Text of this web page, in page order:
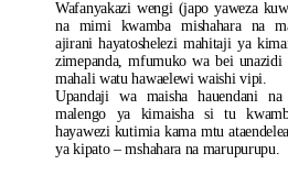
Wafanyakazi wengi (japo yaweza
na mimi kwamba mishahara na
ajirani hayatoshelezi mahitaji ya
zimepanda, mfumuko wa bei
mahali watu hawaelewi waishi vipi.
Upandaji wa maisha hauendani na
malengo ya kimaisha si tu
hayawezi kutimia kama mtu
ya kipato – mshahara na marupurupu.